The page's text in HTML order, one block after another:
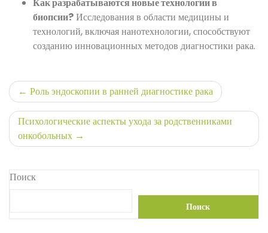
биопсии?Исследования в области медицины и
технологий, включая нанотехнологии, способствуют
созданию инновационных методов диагностики рака.
Навигация
по
записям
Роль эндоскопии в ранней диагностике рака
Психологические аспекты ухода за родственниками
онкобольных
Поиск
Поиск